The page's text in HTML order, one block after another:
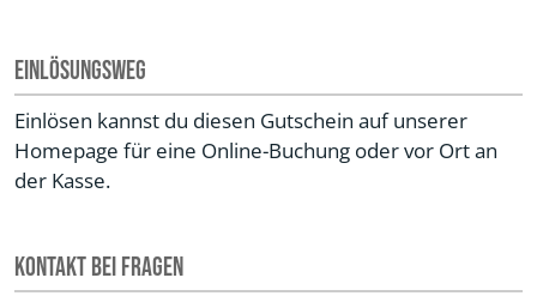
Einlösungsweg
Einlösen kannst du diesen Gutschein auf unserer
Homepage für eine Online-Buchung oder vor Ort an
der Kasse.
Kontakt bei Fragen